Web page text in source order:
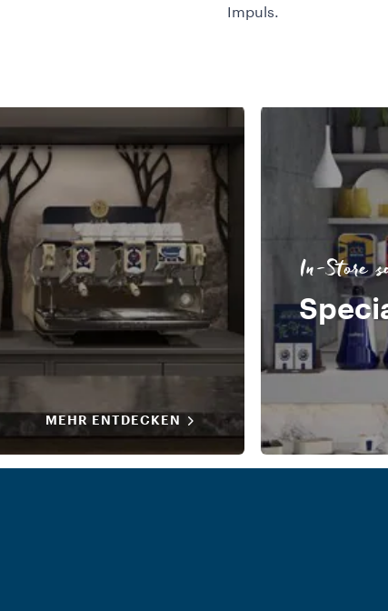
Impuls.
MEHR ENTDECKEN
In-Store